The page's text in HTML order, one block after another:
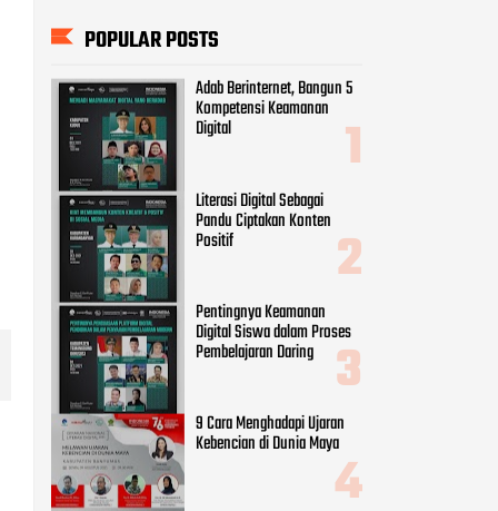
Literasi Digital Sebagai
Pandu Ciptakan Konten
Positif
Digital Siswa dalam Proses
Pembelajaran Daring
9 Cara Menghadapi Ujaran
Kebencian di Dunia Maya
Peran Vital Perempuan
sebagai Agent of Change Era
Digital
CATEGORIES